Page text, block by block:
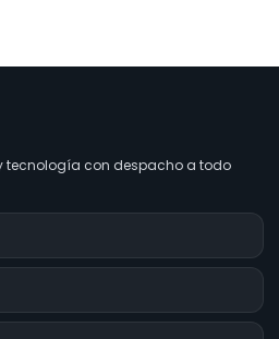
tecnología con despacho a todo